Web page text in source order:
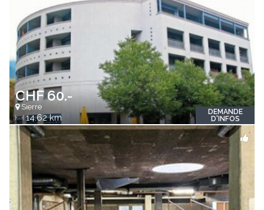
CHF 60.-
Sierre
14.62 km
DEMANDE
D'INFOS